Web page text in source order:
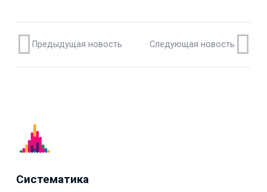
Предыдущая новость Следующая новость
Систематика